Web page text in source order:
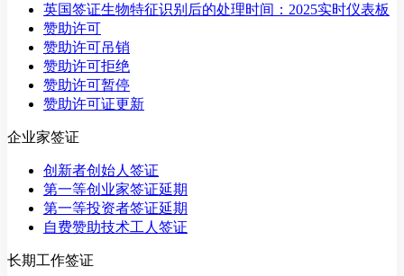
英国签证生物特征识别后的处理时间：2025实时仪表板
赞助许可
赞助许可吊销
赞助许可拒绝
赞助许可暂停
赞助许可证更新
企业家签证
创新者创始人签证
第一等创业家签证延期
第一等投资者签证延期
自费赞助技术工人签证
长期工作签证